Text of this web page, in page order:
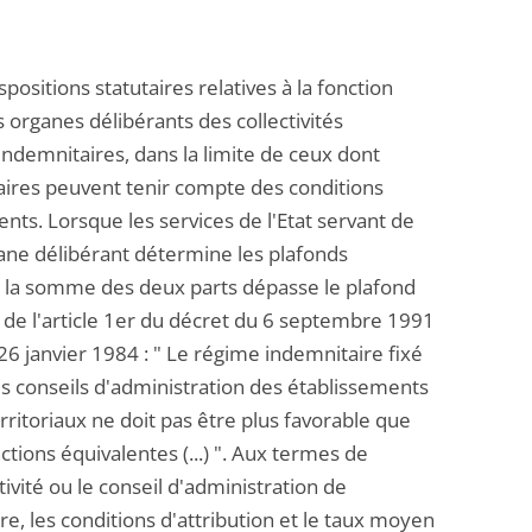
statutaires relatives à la fonction
délibérants des collectivités
dans la limite de ceux dont
peuvent tenir compte des conditions
Lorsque les services de l'Etat servant de
délibérant détermine les plafonds
somme des deux parts dépasse le plafond
l'article 1er du décret du 6 septembre 1991
janvier 1984 : " Le régime indemnitaire fixé
conseils d'administration des établissements
ne doit pas être plus favorable que
équivalentes (...) ". Aux termes de
ou le conseil d'administration de
les conditions d'attribution et le taux moyen